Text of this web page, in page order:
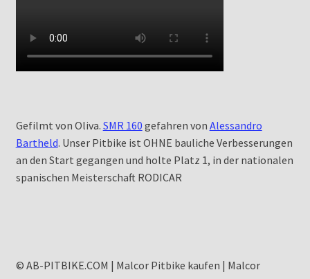
Gefilmt von Oliva. SMR 160 gefahren von Alessandro
Bartheld. Unser Pitbike ist OHNE bauliche Verbesserungen
an den Start gegangen und holte Platz 1, in der nationalen
spanischen Meisterschaft RODICAR
© AB-PITBIKE.COM | Malcor Pitbike kaufen | Malcor